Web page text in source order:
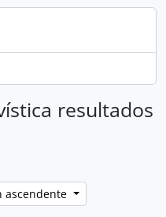
resultados
ascendente